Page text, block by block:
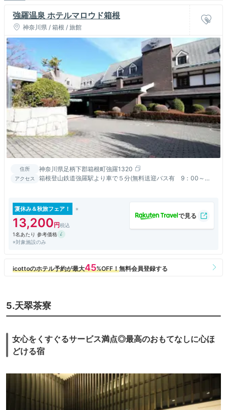
強羅温泉 ホテルマロウド箱根
神奈川県 / 箱根 / 旅館
住所 神奈川県足柄下郡箱根町強羅1320
アクセス
箱根登山鉄道強羅駅より車で５分(無料送迎バス有 9：00～
夏休み＆秋旅フェア！
13,200
1名あたり 参考価格
※対象施設のみ
5.天翠茶寮
女心をくすぐるサービス満点◎最高のおもてなしに心ほ
どける宿